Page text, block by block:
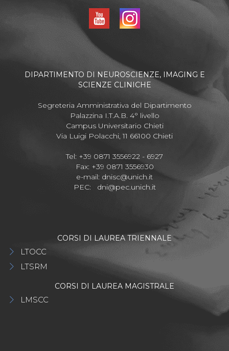
DIPARTIMENTO DI NEUROSCIENZE, IMAGING E
SCIENZE CLINICHE
Segreteria Amministrativa del Dipartimento
Palazzina I.T.A.B. 4° livello
Campus Universitario Chieti
Via Luigi Polacchi, 11 66100 Chieti
Tel: +39 0871 3556922 - 6927
Fax: +39 0871 3556930
e-mail: dnisc@unich.it
PEC: dni@pec.unich.it
CORSI DI LAUREA TRIENNALE
LTOCC
LTSRM
CORSI DI LAUREA MAGISTRALE
LMSCC